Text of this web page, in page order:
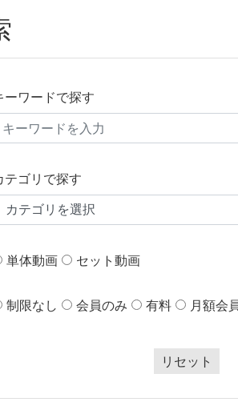
ーワードで探す
テゴリで探す
単体動画 セット動画
制限なし 会員のみ 有料 月額会
リセット